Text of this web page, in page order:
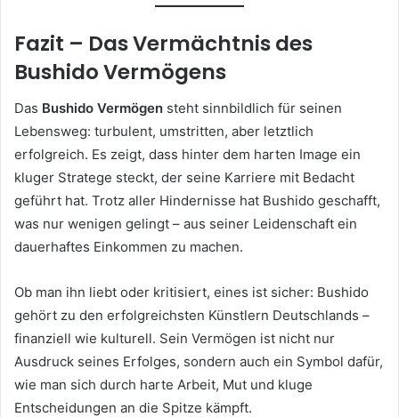
Fazit – Das Vermächtnis des
Bushido Vermögens
Das Bushido Vermögen steht sinnbildlich für seinen
Lebensweg: turbulent, umstritten, aber letztlich
erfolgreich. Es zeigt, dass hinter dem harten Image ein
kluger Stratege steckt, der seine Karriere mit Bedacht
geführt hat. Trotz aller Hindernisse hat Bushido geschafft,
was nur wenigen gelingt – aus seiner Leidenschaft ein
dauerhaftes Einkommen zu machen.
Ob man ihn liebt oder kritisiert, eines ist sicher: Bushido
gehört zu den erfolgreichsten Künstlern Deutschlands –
finanziell wie kulturell. Sein Vermögen ist nicht nur
Ausdruck seines Erfolges, sondern auch ein Symbol dafür,
wie man sich durch harte Arbeit, Mut und kluge
Entscheidungen an die Spitze kämpft.